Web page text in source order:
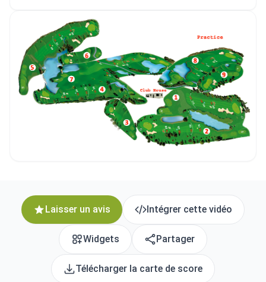
Laisser un avis Intégrer cette vidéo
Widgets Partager
Télécharger la carte de score